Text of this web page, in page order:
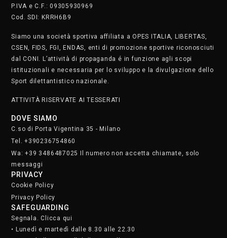
P.IVA e C.F.: 09305930969
Cod. SDI: KRRH6B9
Siamo una società sportiva affiliata a OPES ITALIA, LIBERTAS,
CSEN, FIDS, FGI, ENDAS, enti di promozione sportive riconosciuti
dal CONI. L’attività di propaganda é in funzione agli scopi
istituzionali e necessaria per lo sviluppo e la divulgazione dello
Sport dilettantistico nazionale.
ATTIVITÀ RISERVATE AI TESSERATI
DOVE SIAMO
C.so di Porta Vigentina 35 - Milano
Tel. +390236754860
Wa: +39 3486487025 Il numero non accetta chiamate, solo
messaggi
PRIVACY
Cookie Policy
Privacy Policy
SAFEGUARDING
Segnala. Clicca qui
• Lunedì e martedì dalle 8.30 alle 22.30